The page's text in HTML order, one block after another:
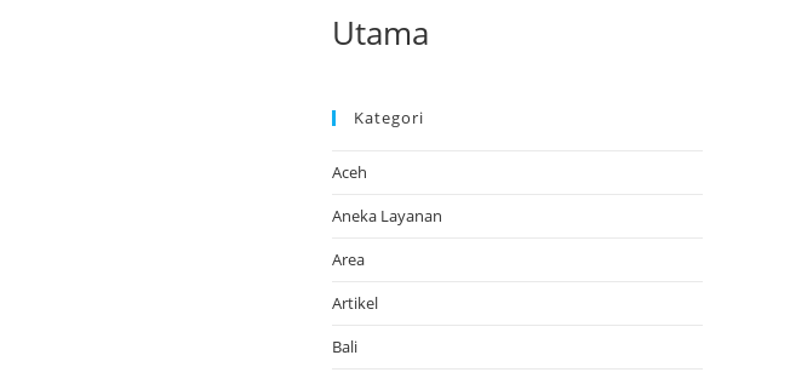
Utama
Kategori
Aceh
Aneka Layanan
Area
Artikel
Bali